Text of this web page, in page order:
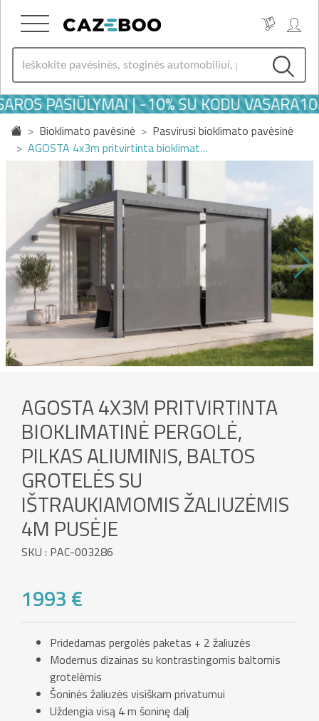
PASIŪLYMAI | -10% SU KODU VASARA10
Bioklimato pavėsinė
Pasvirusi bioklimato pavėsinė
AGOSTA 4x3m pritvirtinta bioklimat…
AGOSTA 4X3M PRITVIRTINTA
BIOKLIMATINĖ PERGOLĖ,
PILKAS ALIUMINIS, BALTOS
GROTELĖS SU
IŠTRAUKIAMOMIS ŽALIUZĖMIS
4M PUSĖJE
SKU : PAC-003286
1993 €
Pridedamas pergolės paketas + 2 žaliuzės
Modernus dizainas su kontrastingomis baltomis
grotelėmis
Šoninės žaliuzės visiškam privatumui
Uždengia visą 4 m šoninę dalį